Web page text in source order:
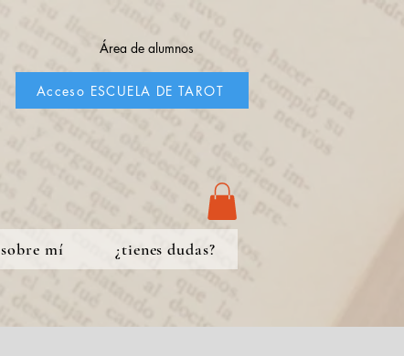
Área de alumnos
Acceso ESCUELA DE TAROT
sobre mí ¿tienes dudas?